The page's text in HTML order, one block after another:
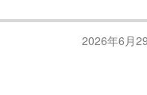
2026年6月